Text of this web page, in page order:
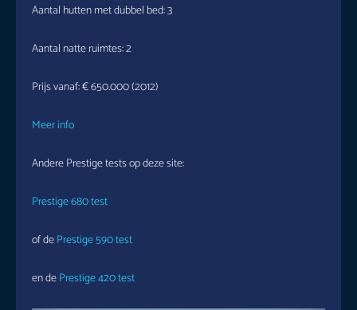
Aantal hutten met dubbel bed: 3
Aantal natte ruimtes: 2
Prijs vanaf: € 650.000 (2012)
Meer info
Andere Prestige tests op deze site:
Prestige 680 test
of dePrestige 590 test
en dePrestige 420 test